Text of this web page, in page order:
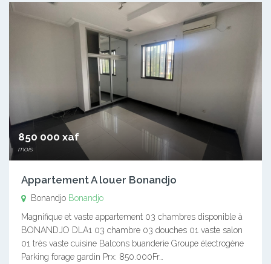
850 000 xaf
mois
Appartement A louer Bonandjo
Bonandjo Bonandjo
Magnifique et vaste appartement 03 chambres disponible à
BONANDJO DLA1 03 chambre 03 douches 01 vaste salon
01 très vaste cuisine Balcons buanderie Groupe électrogène
Parking forage gardin Prx: 850.000Fr…